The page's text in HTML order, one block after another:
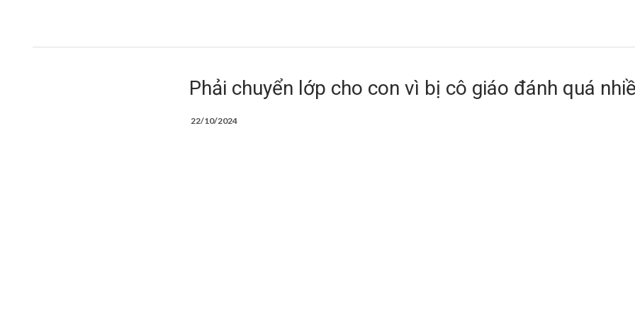
Phải chuyển lớp cho con vì bị cô giáo đánh quá
22/10/2024